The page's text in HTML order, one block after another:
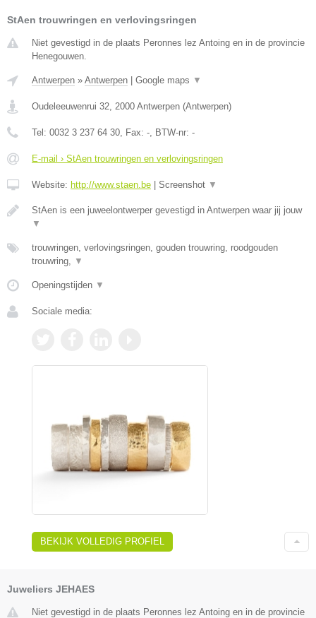
StAen trouwringen en verlovingsringen
Niet gevestigd in de plaats Peronnes lez Antoing en in de provincie
Henegouwen.
Antwerpen » Antwerpen Google maps ▼
Oudeleeuwenrui 32, 2000 Antwerpen (Antwerpen)
Tel: 0032 3 237 64 30, Fax: -, BTW-nr: -
E-mail › StAen trouwringen en verlovingsringen
Website: http://www.staen.be Screenshot ▼
StAen is een juweelontwerper gevestigd in Antwerpen waar jij jouw
▼
trouwringen, verlovingsringen, gouden trouwring, roodgouden
trouwring, ▼
Openingstijden ▼
Sociale media:
BEKIJK VOLLEDIG PROFIEL
Juweliers JEHAES
Niet gevestigd in de plaats Peronnes lez Antoing en in de provincie